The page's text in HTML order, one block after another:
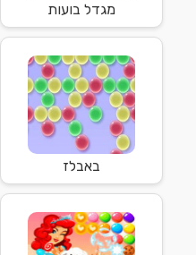
מגדל בועות
באבלז